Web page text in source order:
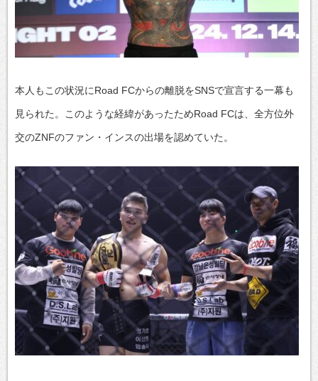
本人もこの状況にRoad FCからの離脱をSNSで宣言する一幕も
見られた。このような経緯があったためRoad FCは、全方位外
交のZNFのファン・インスの出場を認めていた。